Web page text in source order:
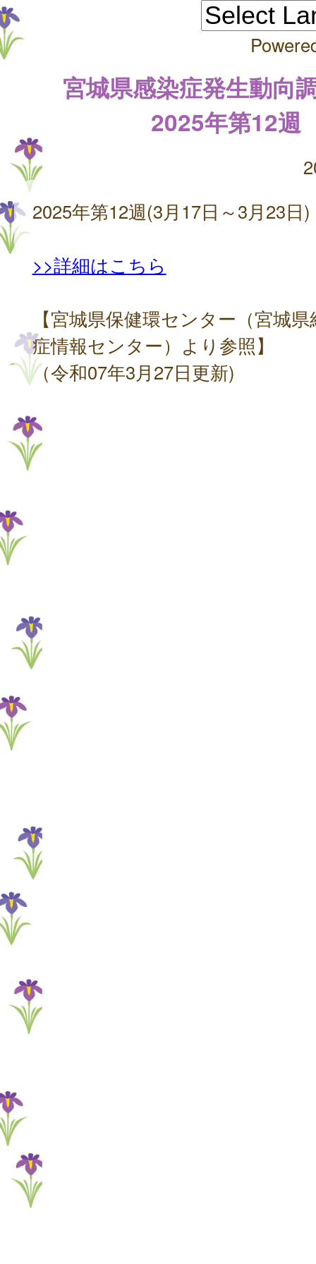
宮城県感染症発生動向
2025年第12週
2025年第12週(3月17日～3月23日)
>>詳細はこちら
【宮城県保健環センター（宮城
症情報センター）より参照】
（令和07年3月27日更新)